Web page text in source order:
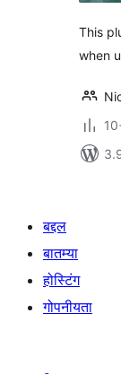
This
when
बद्दल
बातम्या
होस्टिंग
गोपनीयता